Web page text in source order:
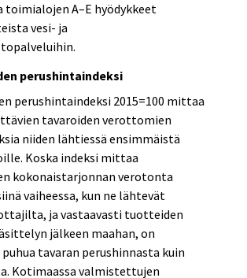
toimialojen A–E hyödykkeet
vesi- ja
perushintaindeksi
perushintaindeksi 2015=100 mittaa
tavaroiden verottomien
niiden lähtiessä ensimmäistä
Koska indeksi mittaa
kokonaistarjonnan verotonta
vaiheessa, kun ne lähtevät
ja vastaavasti tuotteiden
jälkeen maahan, on
tavaran perushinnasta kuin
Kotimaassa valmistettujen